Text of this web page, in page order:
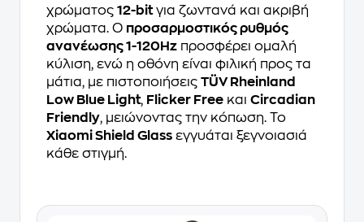
χρώματος 12-bitγια ζωντανά και ακριβή
χρώματα. Ο προσαρμοστικός ρυθμός
ανανέωσης 1-120Hz προσφέρει ομαλή
κύλιση, ενώ η οθόνη είναι φιλική προς τα
μάτια, με πιστοποιήσεις TÜV Rheinland
Low Blue Light, Flicker Free και Circadian
Friendly, μειώνοντας την κόπωση. Το
Xiaomi Shield Glass εγγυάται ξεγνοιασιά
κάθε στιγμή.